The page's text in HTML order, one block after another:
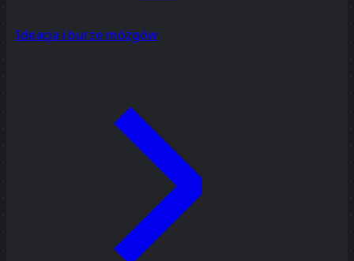
Ideacja i burze mózgów